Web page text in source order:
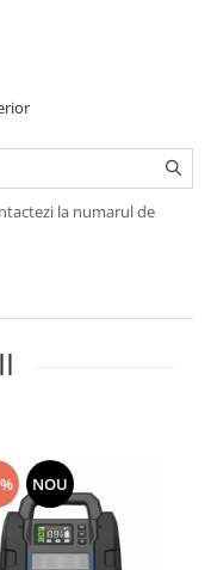
la numarul de
NOU